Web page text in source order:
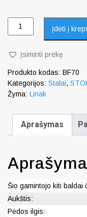
Įdėti į
Įsiminti prekę
Produkto kodas: BF70
Kategorijos: Stalai,
Žyma: Linak
Aprašymas
Šio gamintojo kiti baldai
Aukštis:
Pėdos ilgis: